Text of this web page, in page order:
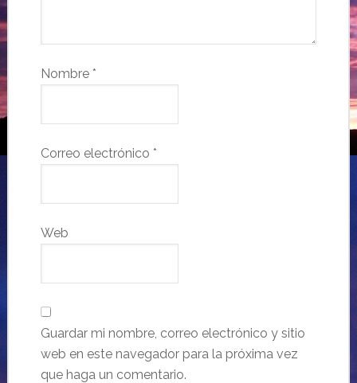
Nombre *
Correo electrónico *
Web
Guardar mi nombre, correo electrónico y sitio
web en este navegador para la próxima vez
que haga un comentario.